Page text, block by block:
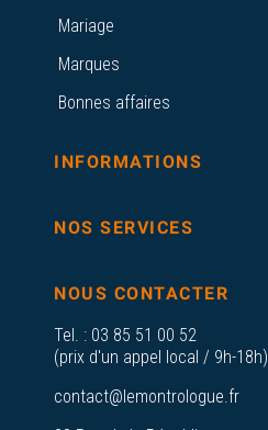
Mariage
Marques
Bonnes affaires
INFORMATIONS
NOS SERVICES
NOUS CONTACTER
Tel. : 03 85 51 00 52
(prix d'un appel local / 9h-18h)
contact@lemontrologue.fr